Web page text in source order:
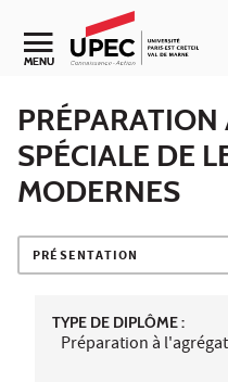
Aller au contenu
Navigation secondaire
MENU
PRÉPARATION
SPÉCIALE DE
MODERNES
PRÉSENTATION
TYPE DE DIPLÔME :
Préparation à